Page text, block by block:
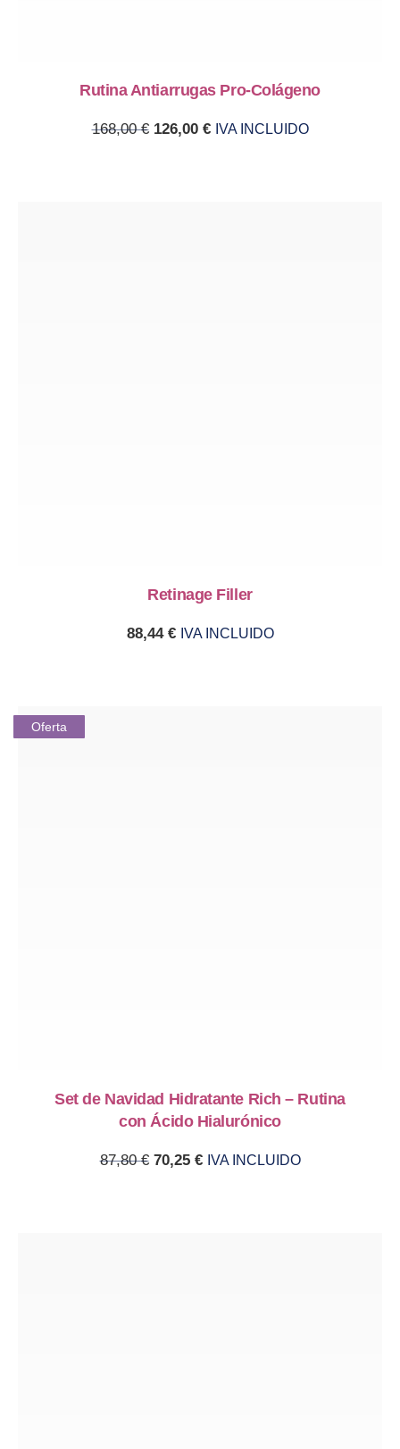
Rutina Antiarrugas Pro-Colágeno
168,00€ Original price was: 168,00 €.
126,00 €Current price is: 126,00 €.
IVA INCLUIDO
Retinage Filler
88,44 € IVA INCLUIDO
Oferta
Set de Navidad Hidratante Rich – Rutina
con Ácido Hialurónico
87,80€ Original price was: 87,80 €.
70,25 €Current price is: 70,25 €.
IVA INCLUIDO